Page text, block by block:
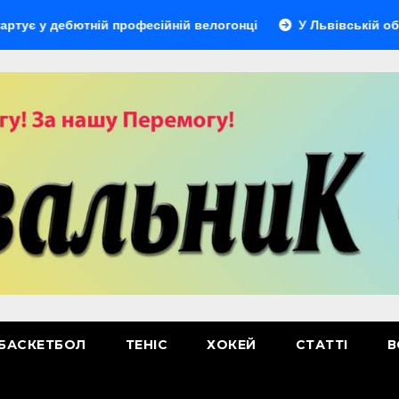
професійній велогонці У Львівській області
ТЕНІС ХОКЕЙ СТАТТІ